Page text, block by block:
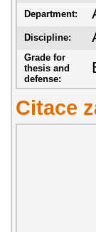
Department:
Discipline:
Grade for
thesis and
defense:
Citace